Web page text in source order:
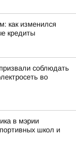
как изменился
кредиты
соблюдать
во
в мэрии
школ и